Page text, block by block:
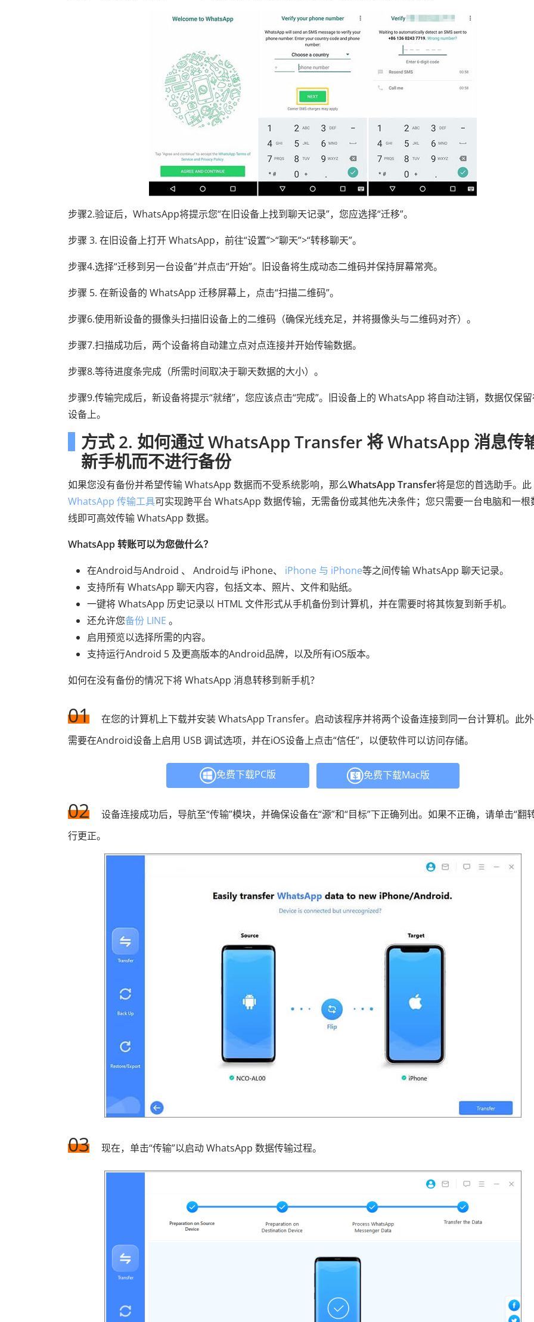
步骤2.验证后，WhatsApp将提示您“在旧设备上找到聊天记录”，您应选择“迁移”。
步骤 3. 在旧设备上打开 WhatsApp，前往“设置”>“聊天”>“转移聊天”。
步骤4.选择“迁移到另一台设备”并点击“开始”。旧设备将生成动态二维码并保持屏幕常亮。
步骤 5. 在新设备的 WhatsApp 迁移屏幕上，点击“扫描二维码”。
步骤6.使用新设备的摄像头扫描旧设备上的二维码（确保光线充足，并将摄像头与二维码对齐）。
步骤7.扫描成功后，两个设备将自动建立点对点连接并开始传输数据。
步骤8.等待进度条完成（所需时间取决于聊天数据的大小）。
步骤9.传输完成后，新设备将提示“就绪”，您应该点击“完成”。旧设备上的 WhatsApp 将自动注销，数据仅保
设备上。
方式 2. 如何通过 WhatsApp Transfer 将 WhatsApp 消息传
新手机而不进行备份
如果您没有备份并希望传输 WhatsApp 数据而不受系统影响，那么WhatsApp Transfer将是您的首选助手。此
WhatsApp 传输工具可实现跨平台 WhatsApp 数据传输，无需备份或其他先决条件；您只需要一台电脑和一根
线即可高效传输 WhatsApp 数据。
WhatsApp 转账可以为您做什么？
在Android与Android 、 Android与 iPhone、 iPhone 与 iPhone等之间传输 WhatsApp 聊天记录。
支持所有 WhatsApp 聊天内容，包括文本、照片、文件和贴纸。
一键将 WhatsApp 历史记录以 HTML 文件形式从手机备份到计算机，并在需要时将其恢复到新手机。
还允许您备份 LINE 。
启用预览以选择所需的内容。
支持运行Android 5 及更高版本的Android品牌，以及所有iOS版本。
如何在没有备份的情况下将 WhatsApp 消息转移到新手机？
01
在您的计算机上下载并安装 WhatsApp Transfer。启动该程序并将两个设备连接到同一台计算机。此
需要在Android设备上启用 USB 调试选项，并在iOS设备上点击“信任”，以便软件可以访问存储。
免费下载PC版 免费下载Mac版
02
设备连接成功后，导航至“传输”模块，并确保设备在“源”和“目标”下正确列出。如果不正确，请单击“翻
行更正。
03 现在，单击“传输”以启动 WhatsApp 数据传输过程。